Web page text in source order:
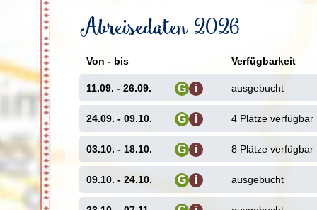
12. Jahrhundert war Kamakura der Sitz des
idyllisch eingerahmt zwischen bewaldeten
faszinierendes Detail zeigt. Zentrales Highlight
aus Bronze gefertigte Statue des Amitabha-
Shinto-Schrein Tsurugaoka Hachimangu, der
oder die kleinen und großen Zen-Tempel,
Gartenanlagen eingebettet sind. Taucht hier
Ergänzt euren
Nikko, die vom
Tokio entfernt
Abreisedaten 2026
Von - bis Verfügbarkeit
11.09. - 26.09. G i ausgebucht
24.09. - 09.10. G i 4 Plätze verfügbar
03.10. - 18.10. G i 8 Plätze verfügbar
09.10. - 24.10. G i ausgebucht